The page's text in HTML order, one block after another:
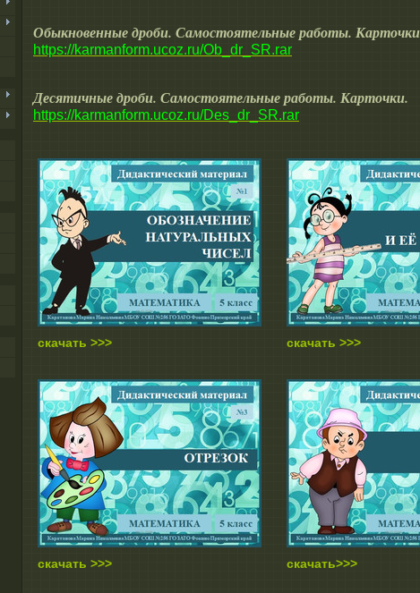
Обыкновенные дроби. Самостоятельные работы.
https://karmanform.ucoz.ru/Ob_dr_SR.rar
Десятичные дроби. Самостоятельные работы. Карточки.
https://karmanform.ucoz.ru/Des_dr_SR.rar
скачать >>> скачать >>>
скачать >>> скачать>>>